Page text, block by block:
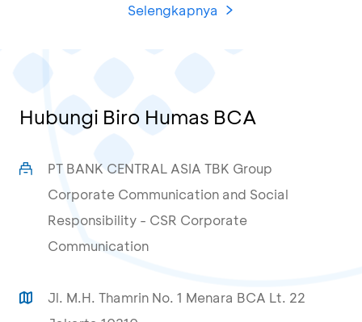
Selengkapnya
Hubungi Biro Humas BCA
PT BANK CENTRAL ASIA TBK Group
Corporate Communication and Social
Responsibility - CSR Corporate
Communication
Jl. M.H. Thamrin No. 1 Menara BCA Lt. 22